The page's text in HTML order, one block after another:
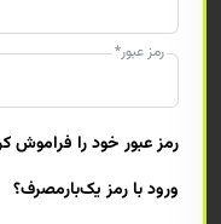
رمز عبور*
رمز عبور خود را فراموش
ورود با رمز یک‌بار‌مصرف؟